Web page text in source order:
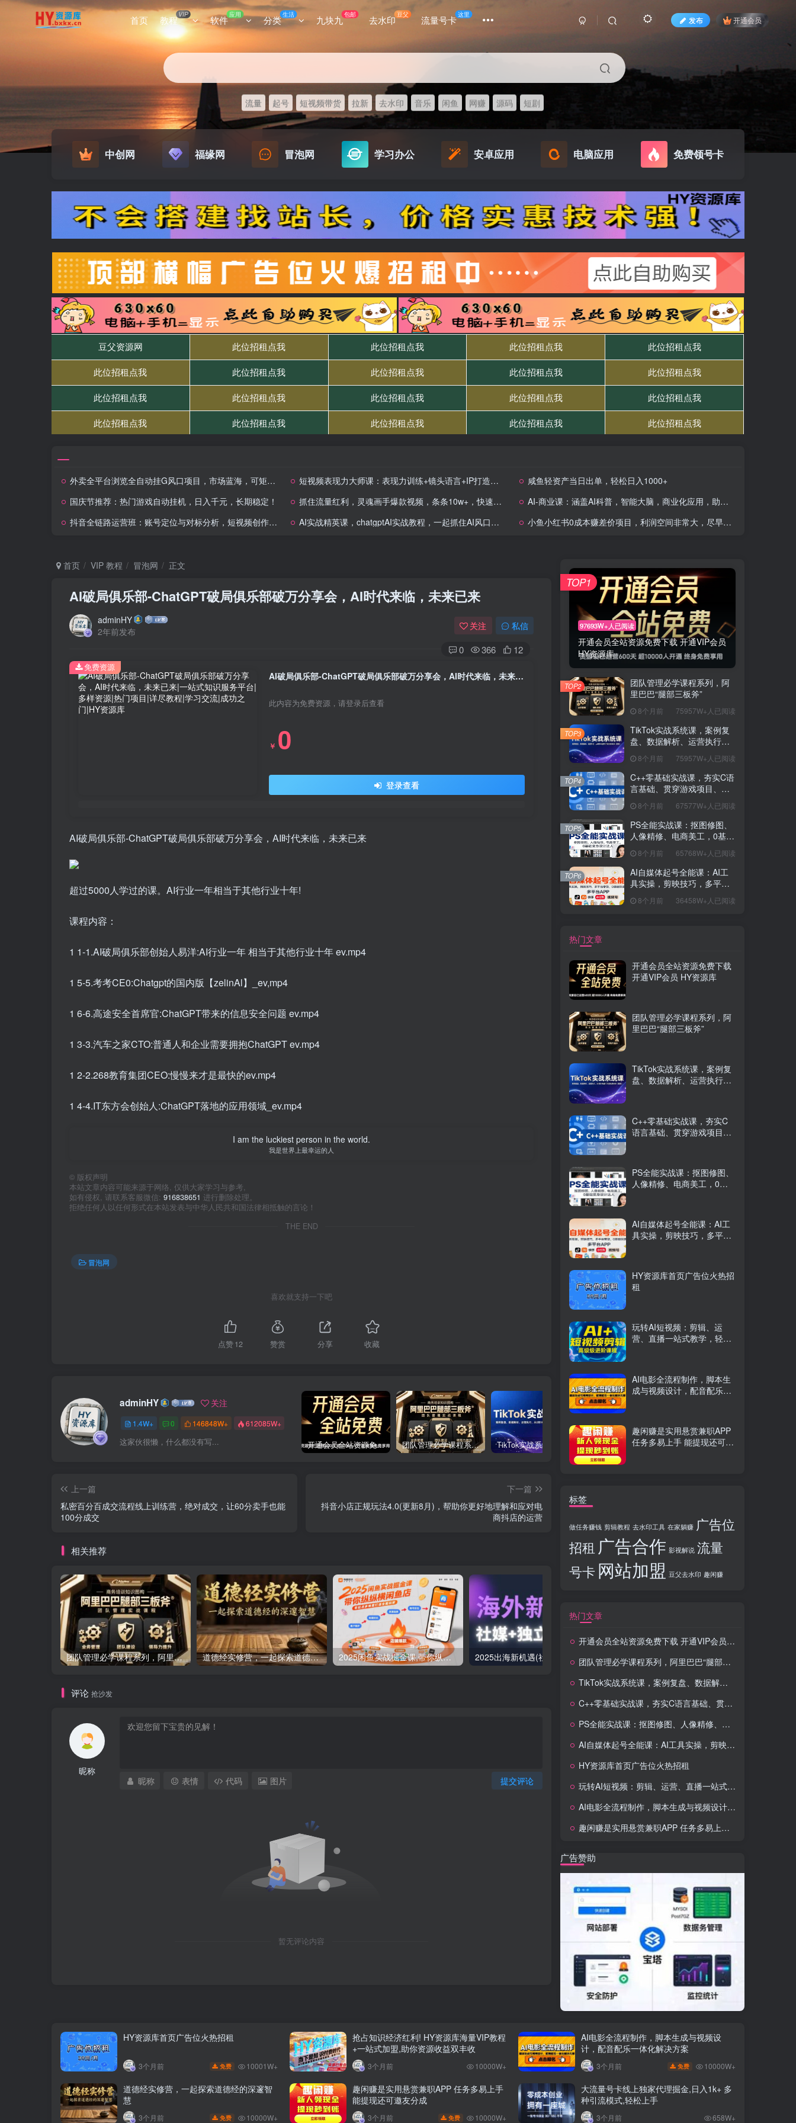
首页 教程VIP 软件 应用 分类生活 九块九包邮 去水印豆父 流量号卡这里
发布 开通会员
流量 起号 短视频带货 拉新 去水印 音乐 闲鱼 网赚 源码 短剧
中创网 福缘网 冒泡网 学习办公 安卓应用 电脑应用 免费领号卡
外卖全平台浏览全自动挂G风口项目，市场蓝海，可矩阵，轻松日入5张+ 短视频表现力大师课：表现力训练+镜头语言+IP打造，解锁3秒抓住流量密码
咸鱼轻资产当日出单，轻松日入1000+
国庆节推荐：热门游戏自动挂机，日入千元，长期稳定！
抓住流量红利，灵魂画手爆款视频，条条10w+，快速涨粉，操作简单
AI-商业课：涵盖AI科普，智能大脑，商业化应用，助力年轻人逆袭职场晋升
抖音全链路运营班：账号定位与对标分析，短视频创作，投流变现与私域搭建
AI实战精英课，chatgptAI实战教程，一起抓住AI风口的机会 小鱼小红书0成本赚差价项目，利润空间非常大，尽早入手，多赚钱。
首页 VIP 教程 冒泡网 正文
AI破局俱乐部-ChatGPT破局俱乐部破万分享会，AI时代来临，未来已来
adminHY
2年前发布
关注 私信
0 366 12
AI破局俱乐部-ChatGPT破局俱乐部破万分享会，AI时代来临，未来已来
此内容为免费资源，请登录后查看
￥ 0
登录查看
免费资源
AI破局俱乐部-ChatGPT破局俱乐部破万分享会，AI时代来临，未来已来
超过5000人学过的课。AI行业一年相当于其他行业十年!
课程内容：
1 1-1.AI破局俱乐部创始人易洋:AI行业一年 相当于其他行业十年 ev.mp4
1 5-5.考考CE0:Chatgpt的国内版【zelinAl】_ev,mp4
1 6-6.高途安全首席官:ChatGPT带来的信息安全问题 ev.mp4
1 3-3.汽车之家CTO:普通人和企业需要拥抱ChatGPT ev.mp4
1 2-2.268教育集团CEO:慢慢来才是最快的ev.mp4
1 4-4.IT东方会创始人:ChatGPT落地的应用领域_ev.mp4
I am the luckiest person in the world.
我是世界上最幸运的人
© 版权声明
本站文章内容可能来源于网络, 仅供大家学习与参考,
如有侵权, 请联系客服微信: 916838651 进行删除处理。
拒绝任何人以任何形式在本站发表与中华人民共和国法律相抵触的言论！
THE END
冒泡网
喜欢就支持一下吧
点赞12 赞赏 分享 收藏
adminHY 关注
1.4W+ 0 146848W+ 612085W+
这家伙很懒，什么都没有写... 开通会员全站资源免费下载 开通VIP会员 HY资源库 团队管理必学课程系列，阿里巴巴“腿部三板斧” C++零基础实战课，夯实C语言基础、贯穿游戏项目、掌握开发思维，学成可挑战月薪15K+岗位
上一篇
私密百分百成交流程线上训练营，绝对成交，让60分卖手也能
100分成交
下一篇
抖音小店正规玩法4.0(更新8月)，帮助你更好地理解和应对电
商抖店的运营
相关推荐
团队管理必学课程系列，阿里巴巴“腿部三板斧” 道德经实修营，一起探索道德经的深邃智慧 2025闲鱼实战掘金课,带你纵横闲鱼店,零起点多维度打造全能玩家 2025出海新机遇(社媒+独立站),海外新机遇,实现独立站的高效运营与出海 室内外AI设计课,一站式覆盖建筑,室内,景观,平面,展陈五大热门品类,解锁设计行业的全新可能
评论 抢沙发
昵称
提交评论
昵称 表情 代码 图片
暂无评论内容
97693W+人已阅读
开通会员全站资源免费下载 开通VIP会员
HY资源库
TOP1
团队管理必学课程系列，阿
里巴巴“腿部三板斧”
8个月前 75957W+人已阅读
TOP2
TikTok实战系统课，案例复
盘、数据解析、运营执行，
（更新）
8个月前 75957W+人已阅读
TOP3
C++零基础实战课，夯实C语
言基础、贯穿游戏项目、掌
薪15K+岗位
8个月前 67577W+人已阅读
TOP4
PS全能实战课：抠图修图、
人像精修、电商美工，0基础
8个月前 65768W+人已阅读
TOP5
AI自媒体起号全能课：AI工
具实操，剪映技巧，多平台
8个月前 36458W+人已阅读
TOP6
热门文章
开通会员全站资源免费下载
开通VIP会员 HY资源库
团队管理必学课程系列，阿
里巴巴“腿部三板斧”
TikTok实战系统课，案例复
盘、数据解析、运营执行，
C++零基础实战课，夯实C
语言基础、贯穿游戏项目、
PS全能实战课：抠图修图、
人像精修、电商美工，0基
AI自媒体起号全能课：AI工
具实操，剪映技巧，多平台
HY资源库首页广告位火热招
租
玩转AI短视频：剪辑、运
营、直播一站式教学，轻松
AI电影全流程制作，脚本生
成与视频设计，配音配乐一
趣闲赚是实用悬赏兼职APP
任务多易上手 能提现还可邀
标签
做任务赚钱 剪辑教程 去水印工具 在家躺赚 广告位
招租 广告合作 影视解说 流量
号卡 网站加盟 豆父去水印 趣闲赚
热门文章
开通会员全站资源免费下载 开通VIP会员 HY资源库
团队管理必学课程系列，阿里巴巴“腿部三板斧”
TikTok实战系统课，案例复盘、数据解析、运营执行，从0到1构建千万级电商体系（更新）
C++零基础实战课，夯实C语言基础、贯穿游戏项目、掌握开发思维，学成可挑战月薪15K+岗位
PS全能实战课：抠图修图、人像精修、电商美工，0基础变身设计达人
AI自媒体起号全能课：AI工具实操，剪映技巧，多平台带货，0基础快速变现
HY资源库首页广告位火热招租
玩转AI短视频：剪辑、运营、直播一站式教学，轻松打造流量神话
AI电影全流程制作，脚本生成与视频设计，配音配乐一体化解决方案
趣闲赚是实用悬赏兼职APP 任务多易上手 能提现还可邀友分成
广告赞助
HY资源库首页广告位火热招租
3个月前 免费 10001W+
抢占知识经济红利! HY资源库海量VIP教程
+一站式加盟,助你资源收益双丰收
3个月前 10000W+
AI电影全流程制作，脚本生成与视频设
计，配音配乐一体化解决方案
3个月前 免费 10000W+
道德经实修营，一起探索道德经的深邃智
慧
3个月前 免费 10000W+
趣闲赚是实用悬赏兼职APP 任务多易上手
能提现还可邀友分成
3个月前 免费 10000W+
大流量号卡线上独家代理掘金,日入1k+ 多
种引流模式,轻松上手
3个月前 658W+